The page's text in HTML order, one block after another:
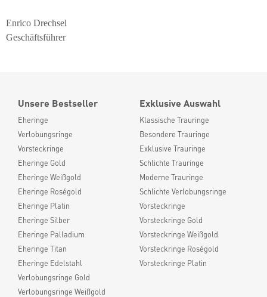
Enrico Drechsel
Geschäftsführer
Unsere Bestseller
Eheringe
Verlobungsringe
Vorsteckringe
Eheringe Gold
Eheringe Weißgold
Eheringe Roségold
Eheringe Platin
Eheringe Silber
Eheringe Palladium
Eheringe Titan
Eheringe Edelstahl
Verlobungsringe Gold
Verlobungsringe Weißgold
Exklusive Auswahl
Klassische Trauringe
Besondere Trauringe
Exklusive Trauringe
Schlichte Trauringe
Moderne Trauringe
Schlichte Verlobungsringe
Vorsteckringe
Vorsteckringe Gold
Vorsteckringe Weißgold
Vorsteckringe Roségold
Vorsteckringe Platin